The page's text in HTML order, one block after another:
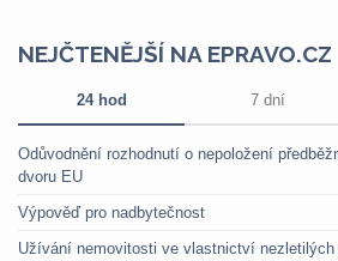
NEJČTENĚJŠÍ NA EPRAVO.CZ
24 hod 7 dní
Odůvodnění rozhodnutí o nepoložení
dvoru EU
Výpověď pro nadbytečnost
Užívání nemovitosti ve vlastnictví nezletilých